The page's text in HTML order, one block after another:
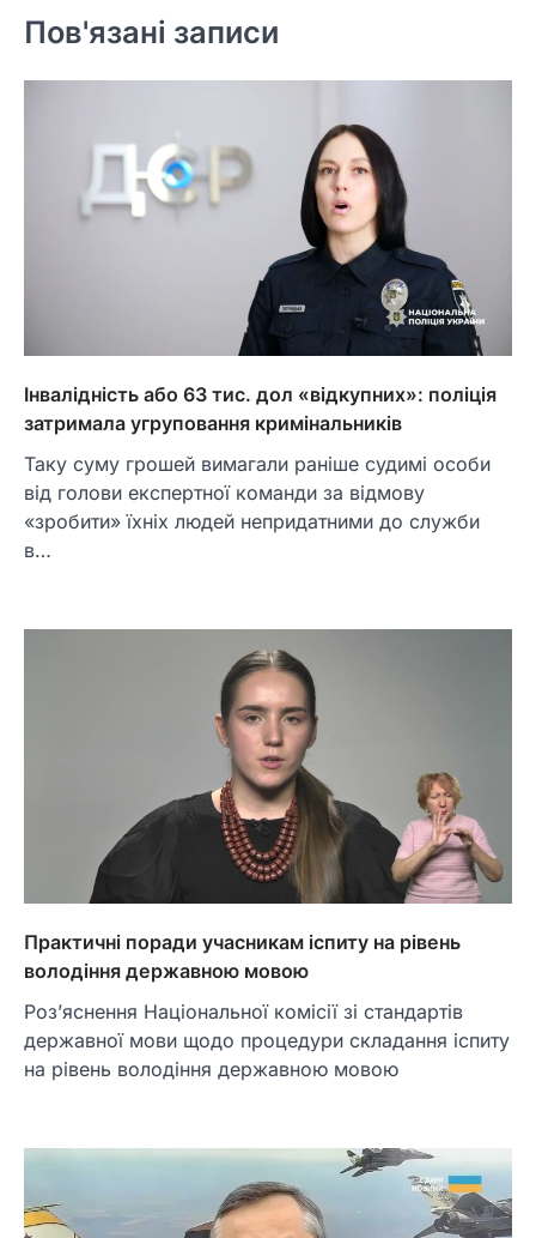
Пов'язані записи
Інвалідність або 63 тис. дол «відкупних»: поліція
затримала угруповання кримінальників
Таку суму грошей вимагали раніше судимі особи
від голови експертної команди за відмову
«зробити» їхніх людей непридатними до служби
в…
Практичні поради учасникам іспиту на рівень
володіння державною мовою
Роз’яснення Національної комісії зі стандартів
державної мови щодо процедури складання іспиту
на рівень володіння державною мовою